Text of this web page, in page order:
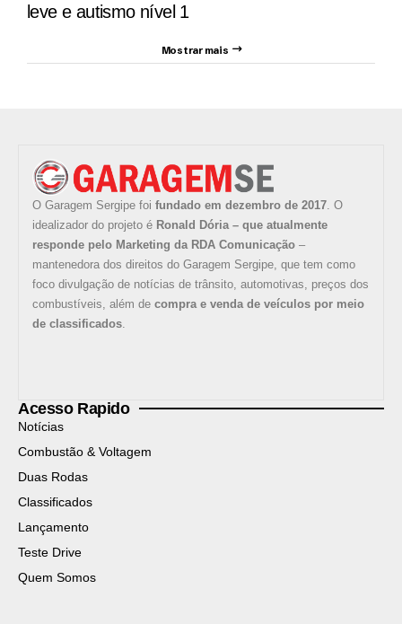
leve e autismo nível 1
Mostrar mais
O Garagem Sergipe foi fundado em dezembro de 2017. O
idealizador do projeto é Ronald Dória – que atualmente
responde pelo Marketing da RDA Comunicação –
mantenedora dos direitos do Garagem Sergipe, que tem como
foco divulgação de notícias de trânsito, automotivas, preços dos
combustíveis, além de compra e venda de veículos por meio
de classificados.
Acesso Rapido
Notícias
Combustão & Voltagem
Duas Rodas
Classificados
Lançamento
Teste Drive
Quem Somos